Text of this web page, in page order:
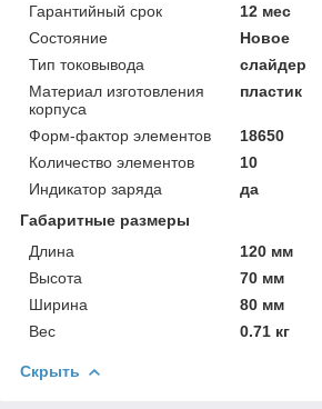
Гарантийный срок
12 мес
Состояние
Новое
Тип токовывода
слайдер
Материал изготовления
корпуса
пластик
Форм-фактор элементов
18650
Количество элементов
10
Индикатор заряда
да
Габаритные размеры
Длина
120 мм
Высота
70 мм
Ширина
80 мм
Вес
0.71 кг
Скрыть